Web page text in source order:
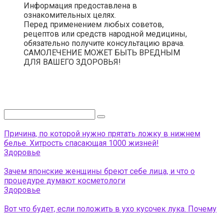
Информация предоставлена в
ознакомительных целях.
Перед применением любых советов,
рецептов или средств народной медицины,
обязательно получите консультацию врача.
САМОЛЕЧЕНИЕ МОЖЕТ БЫТЬ ВРЕДНЫМ
ДЛЯ ВАШЕГО ЗДОРОВЬЯ!
Причина, по которой нужно прятать ложку в нижнем
белье. Хитрость спасающая 1000 жизней!
Здоровье
Зачем японские женщины бреют себе лица, и что о
процедуре думают косметологи
Здоровье
Вот что будет, если положить в ухо кусочек лука. Почему